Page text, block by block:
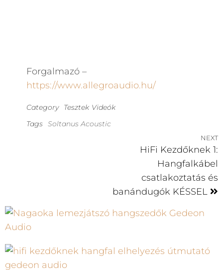
Forgalmazó –
https://www.allegroaudio.hu/
Category Tesztek Videók
Tags Soltanus Acoustic
NEXT
HiFi Kezdőknek 1:
Hangfalkábel
csatlakoztatás és
banándugók KÉSSEL